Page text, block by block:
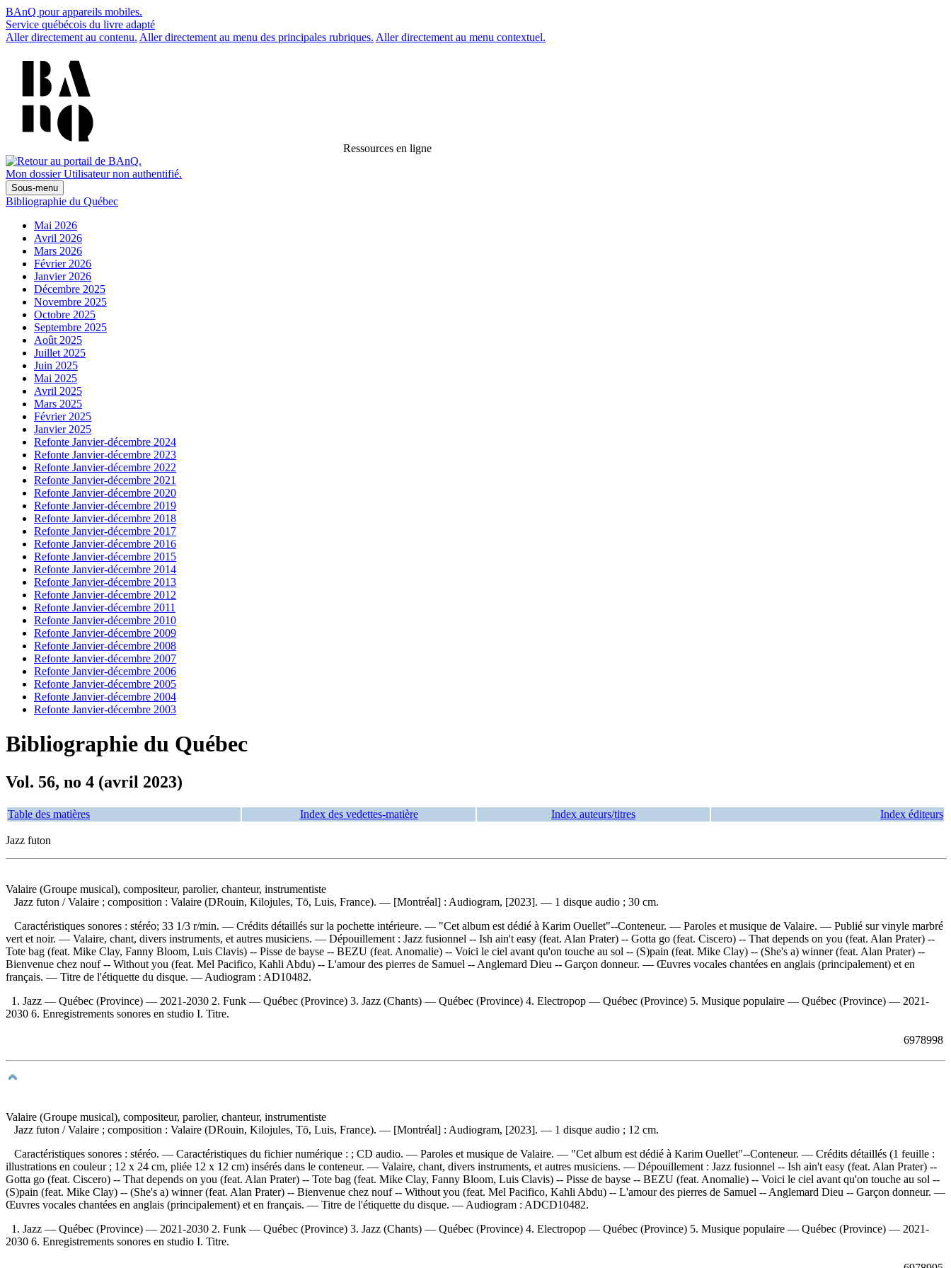
BAnQ pour appareils mobiles.
Service québécois du livre adapté
Aller directement au contenu. Aller directement au menu des principales rubriques. Aller directement au menu contextuel.
Ressources en ligne
Mon dossier Utilisateur non authentifié.
Sous-menu
Bibliographie du Québec
Mai 2026
Avril 2026
Mars 2026
Février 2026
Janvier 2026
Décembre 2025
Novembre 2025
Octobre 2025
Septembre 2025
Août 2025
Juillet 2025
Juin 2025
Mai 2025
Avril 2025
Mars 2025
Février 2025
Janvier 2025
Refonte Janvier-décembre 2024
Refonte Janvier-décembre 2023
Refonte Janvier-décembre 2022
Refonte Janvier-décembre 2021
Refonte Janvier-décembre 2020
Refonte Janvier-décembre 2019
Refonte Janvier-décembre 2018
Refonte Janvier-décembre 2017
Refonte Janvier-décembre 2016
Refonte Janvier-décembre 2015
Refonte Janvier-décembre 2014
Refonte Janvier-décembre 2013
Refonte Janvier-décembre 2012
Refonte Janvier-décembre 2011
Refonte Janvier-décembre 2010
Refonte Janvier-décembre 2009
Refonte Janvier-décembre 2008
Refonte Janvier-décembre 2007
Refonte Janvier-décembre 2006
Refonte Janvier-décembre 2005
Refonte Janvier-décembre 2004
Refonte Janvier-décembre 2003
Bibliographie du Québec
Vol. 56, no 4 (avril 2023)
Table des matières Index des vedettes-matière Index auteurs/titres Index éditeurs
Jazz futon
Valaire (Groupe musical), compositeur, parolier, chanteur, instrumentiste
Jazz futon / Valaire ; composition : Valaire (DRouin, Kilojules, Tō, Luis, France). — [Montréal] : Audiogram, [2023]. — 1 disque audio ; 30 cm.
Caractéristiques sonores : stéréo; 33 1/3 r/min. — Crédits détaillés sur la pochette intérieure. — "Cet album est dédié à Karim Ouellet"--Conteneur. — Paroles et musique de Valaire. — Publié sur vinyle marbré
vert et noir. — Valaire, chant, divers instruments, et autres musiciens. — Dépouillement : Jazz fusionnel -- Ish ain't easy (feat. Alan Prater) -- Gotta go (feat. Ciscero) -- That depends on you (feat. Alan Prater) --
Tote bag (feat. Mike Clay, Fanny Bloom, Luis Clavis) -- Pisse de bayse -- BEZU (feat. Anomalie) -- Voici le ciel avant qu'on touche au sol -- (S)pain (feat. Mike Clay) -- (She's a) winner (feat. Alan Prater) --
Bienvenue chez nouf -- Without you (feat. Mel Pacifico, Kahli Abdu) -- L'amour des pierres de Samuel -- Anglemard Dieu -- Garçon donneur. — Œuvres vocales chantées en anglais (principalement) et en
français. — Titre de l'étiquette du disque. — Audiogram : AD10482.
1. Jazz — Québec (Province) — 2021-2030 2. Funk — Québec (Province) 3. Jazz (Chants) — Québec (Province) 4. Electropop — Québec (Province) 5. Musique populaire — Québec (Province) — 2021-
2030 6. Enregistrements sonores en studio I. Titre.
6978998
Valaire (Groupe musical), compositeur, parolier, chanteur, instrumentiste
Jazz futon / Valaire ; composition : Valaire (DRouin, Kilojules, Tō, Luis, France). — [Montréal] : Audiogram, [2023]. — 1 disque audio ; 12 cm.
Caractéristiques sonores : stéréo. — Caractéristiques du fichier numérique : ; CD audio. — Paroles et musique de Valaire. — "Cet album est dédié à Karim Ouellet"--Conteneur. — Crédits détaillés (1 feuille :
illustrations en couleur ; 12 x 24 cm, pliée 12 x 12 cm) insérés dans le conteneur. — Valaire, chant, divers instruments, et autres musiciens. — Dépouillement : Jazz fusionnel -- Ish ain't easy (feat. Alan Prater) --
Gotta go (feat. Ciscero) -- That depends on you (feat. Alan Prater) -- Tote bag (feat. Mike Clay, Fanny Bloom, Luis Clavis) -- Pisse de bayse -- BEZU (feat. Anomalie) -- Voici le ciel avant qu'on touche au sol --
(S)pain (feat. Mike Clay) -- (She's a) winner (feat. Alan Prater) -- Bienvenue chez nouf -- Without you (feat. Mel Pacifico, Kahli Abdu) -- L'amour des pierres de Samuel -- Anglemard Dieu -- Garçon donneur. —
Œuvres vocales chantées en anglais (principalement) et en français. — Titre de l'étiquette du disque. — Audiogram : ADCD10482.
1. Jazz — Québec (Province) — 2021-2030 2. Funk — Québec (Province) 3. Jazz (Chants) — Québec (Province) 4. Electropop — Québec (Province) 5. Musique populaire — Québec (Province) — 2021-
2030 6. Enregistrements sonores en studio I. Titre.